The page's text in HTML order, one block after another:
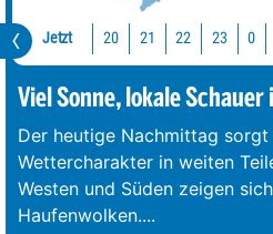
Jetzt 20 21 22 23 0
Viel Sonne, lokale Schauer
Der heutige Nachmittag
Wettercharakter in weiten
Westen und Süden zeigen
Haufenwolken....